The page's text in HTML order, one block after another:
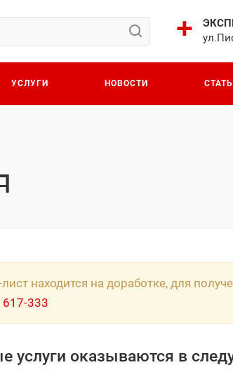
УСЛУГИ НОВОСТИ
находится на доработке, для
333
услуги оказываются в